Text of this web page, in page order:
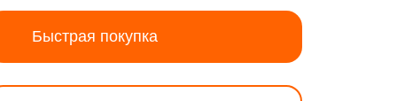
Быстрая покупка